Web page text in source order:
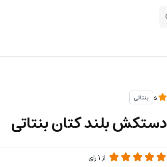
بنتاتی
دستکش بلند کتان بنتاتی
از1رای